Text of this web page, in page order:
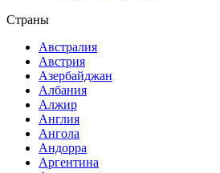
Страны
Австралия
Австрия
Азербайджан
Албания
Алжир
Англия
Ангола
Андорра
Аргентина